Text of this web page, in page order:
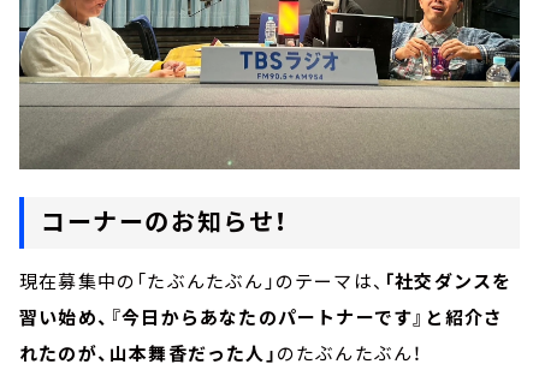
コーナーのお知らせ！
現在募集中の「たぶんたぶん」のテーマは、 「社交ダンスを
習い始め、『今日からあなたのパートナーです』と紹介さ
れたのが、山本舞香だった人」のたぶんたぶん！